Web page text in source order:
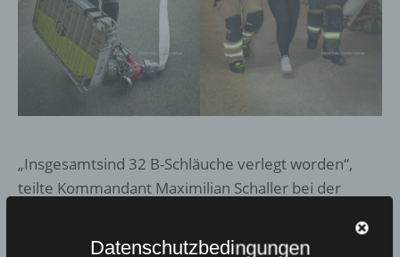
„Insgesamtsind 32 B-Schläuche verlegt worden“,
teilte Kommandant Maximilian Schaller bei der
Um 15.48 Uhr war die Schlauchstrecke aufgebaut.
Datenschutzbedingungen